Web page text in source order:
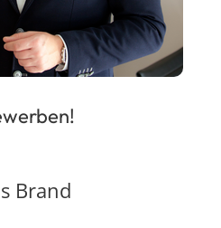
Brand